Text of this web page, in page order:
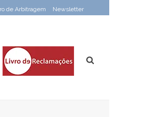
Newsletter
de Arbitragem